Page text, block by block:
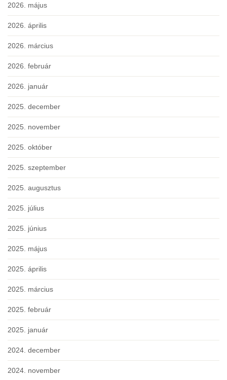
2026. május
2026. április
2026. március
2026. február
2026. január
2025. december
2025. november
2025. október
2025. szeptember
2025. augusztus
2025. július
2025. június
2025. május
2025. április
2025. március
2025. február
2025. január
2024. december
2024. november